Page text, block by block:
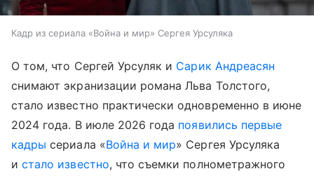
Кадр из сериала «Война и мир» Сергея Урсуляка
О том, что Сергей Урсуляк и Сарик Андреасян
снимают экранизации романа Льва Толстого,
стало известно практически одновременно в июне
2024 года. В июле 2026 года появились первые
кадры сериала «Война и мир» Сергея Урсуляка
истало известно, что съемки полнометражного